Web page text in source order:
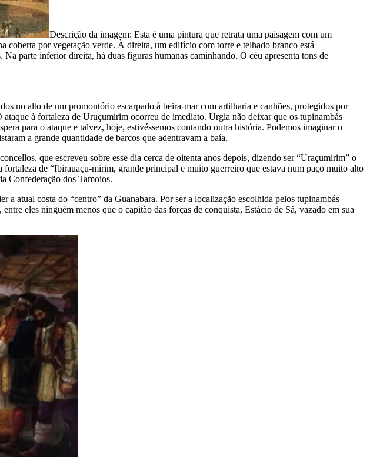
Descrição da imagem: Esta é uma pintura que retrata uma paisagem com um
coberta por vegetação verde. À direita, um edifício com torre e telhado branco está
parte inferior direita, há duas figuras humanas caminhando. O céu apresenta tons de
no alto de um promontório escarpado à beira-mar com artilharia e canhões, protegidos por
à fortaleza de Uruçumirim ocorreu de imediato. Urgia não deixar que os tupinambás
para o ataque e talvez, hoje, estivéssemos contando outra história. Podemos imaginar o
a grande quantidade de barcos que adentravam a baía.
que escreveu sobre esse dia cerca de oitenta anos depois, dizendo ser “Uraçumirim” o
de “Ibirauaçu-mirim, grande principal e muito guerreiro que estava num paço muito alto
Confederação dos Tamoios.
atual costa do “centro” da Guanabara. Por ser a localização escolhida pelos tupinambás
eles ninguém menos que o capitão das forças de conquista, Estácio de Sá, vazado em sua